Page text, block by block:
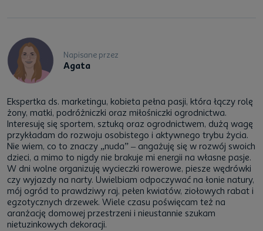
Napisane przez
Agata
Ekspertka ds. marketingu, kobieta pełna pasji, która łączy rolę
żony, matki, podróżniczki oraz miłośniczki ogrodnictwa.
Interesuję się sportem, sztuką oraz ogrodnictwem, dużą wagę
przykładam do rozwoju osobistego i aktywnego trybu życia.
Nie wiem, co to znaczy „nuda” – angażuję się w rozwój swoich
dzieci, a mimo to nigdy nie brakuje mi energii na własne pasje.
W dni wolne organizuję wycieczki rowerowe, piesze wędrówki
czy wyjazdy na narty. Uwielbiam odpoczywać na łonie natury,
mój ogród to prawdziwy raj, pełen kwiatów, ziołowych rabat i
egzotycznych drzewek. Wiele czasu poświęcam też na
aranżację domowej przestrzeni i nieustannie szukam
nietuzinkowych dekoracji.